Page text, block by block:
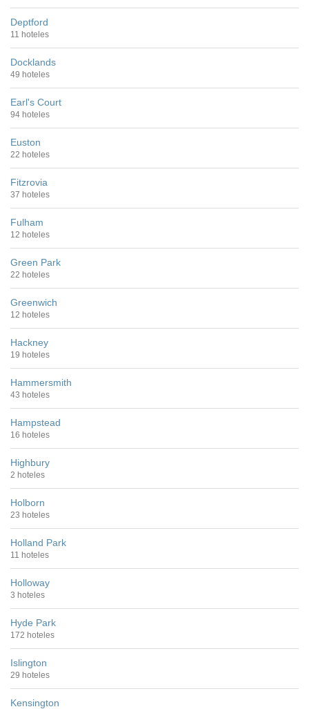
Deptford
11 hoteles
Docklands
49 hoteles
Earl's Court
94 hoteles
Euston
22 hoteles
Fitzrovia
37 hoteles
Fulham
12 hoteles
Green Park
22 hoteles
Greenwich
12 hoteles
Hackney
19 hoteles
Hammersmith
43 hoteles
Hampstead
16 hoteles
Highbury
2 hoteles
Holborn
23 hoteles
Holland Park
11 hoteles
Holloway
3 hoteles
Hyde Park
172 hoteles
Islington
29 hoteles
Kensington